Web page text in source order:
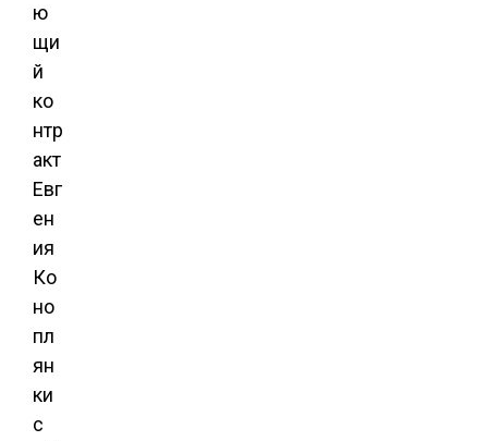
ю
щи
й
ко
нтр
акт
Евг
ен
ия
Ко
но
пл
ян
ки
с